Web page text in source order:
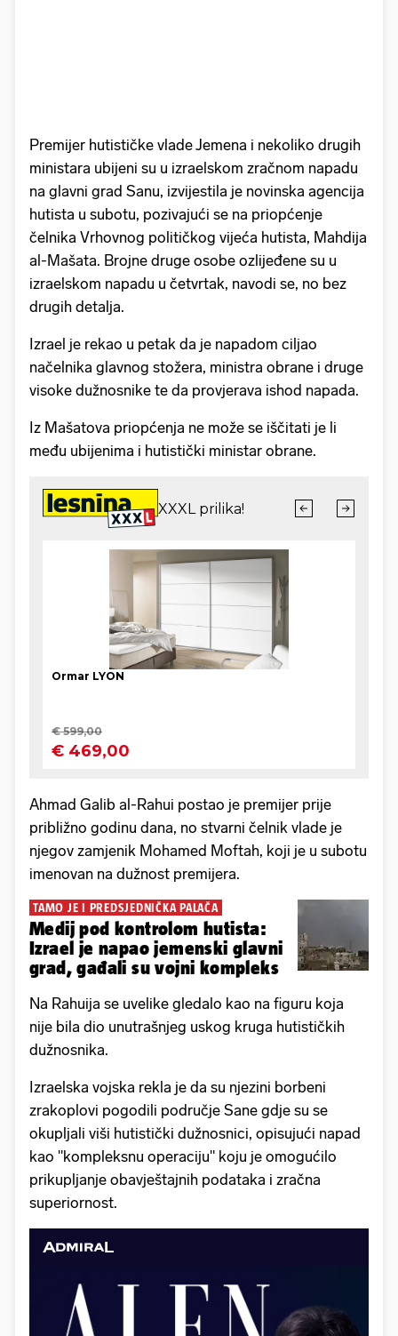
Premijer hutističke vlade Jemena i nekoliko drugih
ministara ubijeni su u izraelskom zračnom napadu
na glavni grad Sanu, izvijestila je novinska agencija
hutista u subotu, pozivajući se na priopćenje
čelnika Vrhovnog političkog vijeća hutista, Mahdija
al-Mašata. Brojne druge osobe ozlijeđene su u
izraelskom napadu u četvrtak, navodi se, no bez
drugih detalja.
Izrael je rekao u petak da je napadom ciljao
načelnika glavnog stožera, ministra obrane i druge
visoke dužnosnike te da provjerava ishod napada.
Iz Mašatova priopćenja ne može se iščitati je li
među ubijenima i hutistički ministar obrane.
Ahmad Galib al-Rahui postao je premijer prije
približno godinu dana, no stvarni čelnik vlade je
njegov zamjenik Mohamed Moftah, koji je u subotu
imenovan na dužnost premijera.
TAMO JE I PREDSJEDNIČKA PALAČA
Medij pod kontrolom hutista:
Izrael je napao jemenski glavni
grad, gađali su vojni kompleks
Na Rahuija se uvelike gledalo kao na figuru koja
nije bila dio unutrašnjeg uskog kruga hutističkih
dužnosnika.
Izraelska vojska rekla je da su njezini borbeni
zrakoplovi pogodili područje Sane gdje su se
okupljali viši hutistički dužnosnici, opisujući napad
kao "kompleksnu operaciju" koju je omogućilo
prikupljanje obavještajnih podataka i zračna
superiornost.